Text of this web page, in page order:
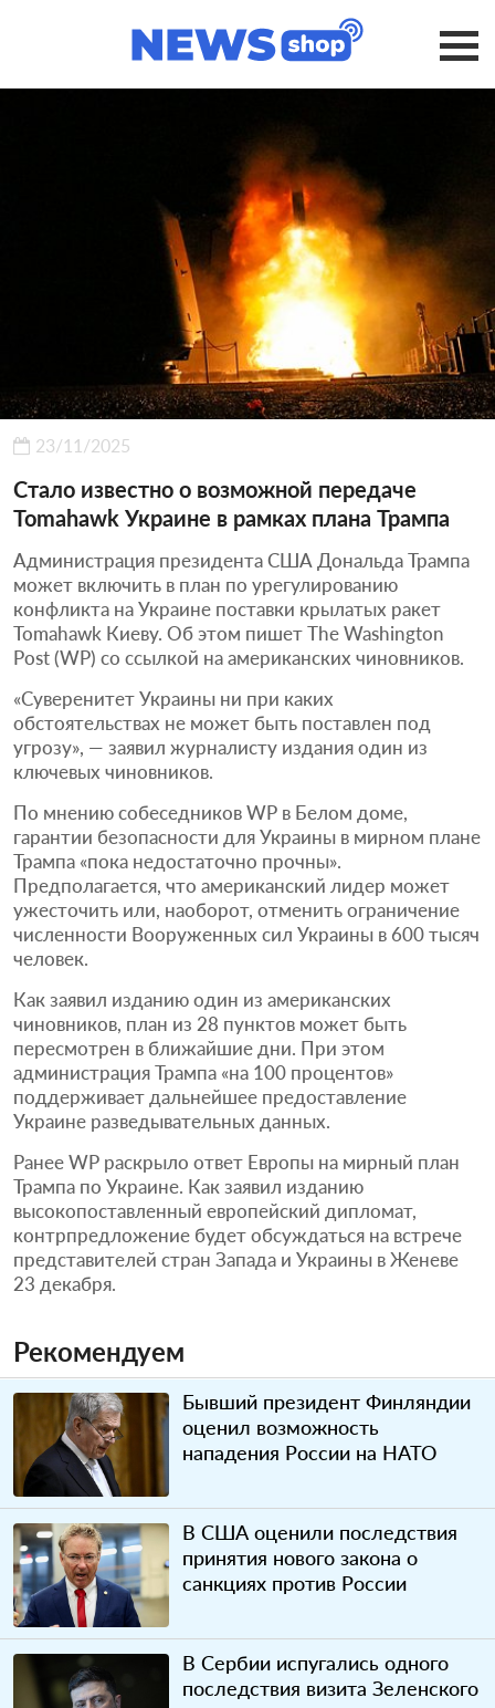
23/11/2025
Стало известно о возможной передаче
Tomahawk Украине в рамках плана Трампа
Администрация президента США Дональда Трампа
может включить в план по урегулированию
конфликта на Украине поставки крылатых ракет
Tomahawk Киеву. Об этом пишет The Washington
Post (WP) со ссылкой на американских чиновников.
«Суверенитет Украины ни при каких
обстоятельствах не может быть поставлен под
угрозу», — заявил журналисту издания один из
ключевых чиновников.
По мнению собеседников WP в Белом доме,
гарантии безопасности для Украины в мирном плане
Трампа «пока недостаточно прочны».
Предполагается, что американский лидер может
ужесточить или, наоборот, отменить ограничение
численности Вооруженных сил Украины в 600 тысяч
человек.
Как заявил изданию один из американских
чиновников, план из 28 пунктов может быть
пересмотрен в ближайшие дни. При этом
администрация Трампа «на 100 процентов»
поддерживает дальнейшее предоставление
Украине разведывательных данных.
Ранее WP раскрыло ответ Европы на мирный план
Трампа по Украине. Как заявил изданию
высокопоставленный европейский дипломат,
контрпредложение будет обсуждаться на встрече
представителей стран Запада и Украины в Женеве
23 декабря.
Рекомендуем
Бывший президент Финляндии
оценил возможность
нападения России на НАТО
В США оценили последствия
принятия нового закона о
санкциях против России
В Сербии испугались одного
последствия визита Зеленского